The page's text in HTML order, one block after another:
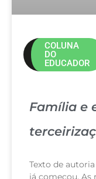
COLUNA
DO
EDUCADOR
Família e
Texto de
já começou. As